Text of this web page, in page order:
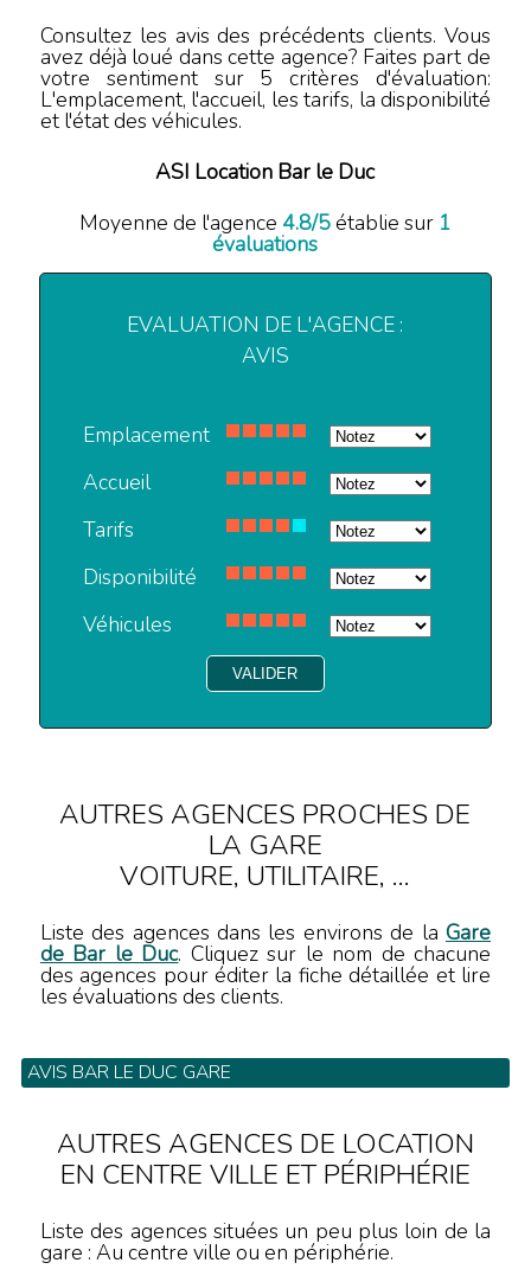
Consultez les avis des précédents clients. Vous
avez déjà loué dans cette agence? Faites part de
votre sentiment sur 5 critères d'évaluation:
L'emplacement, l'accueil, les tarifs, la disponibilité
et l'état des véhicules.
ASI Location Bar le Duc
Moyenne de l'agence 4.8/5établie sur 1
évaluations
EVALUATION DE L'AGENCE :
AVIS
Emplacement
Accueil
Tarifs
Disponibilité
Véhicules
AUTRES AGENCES PROCHES DE
LA GARE
VOITURE, UTILITAIRE, ...
Liste des agences dans les environs de laGare
de Bar le Duc. Cliquez sur le nom de chacune
des agences pour éditer la fiche détaillée et lire
les évaluations des clients.
AVIS BAR LE DUC GARE
AUTRES AGENCES DE LOCATION
EN CENTRE VILLE ET PÉRIPHÉRIE
Liste des agences situées un peu plus loin de la
gare : Au centre ville ou en périphérie.